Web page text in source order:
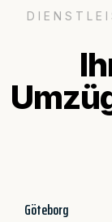
Göteborg